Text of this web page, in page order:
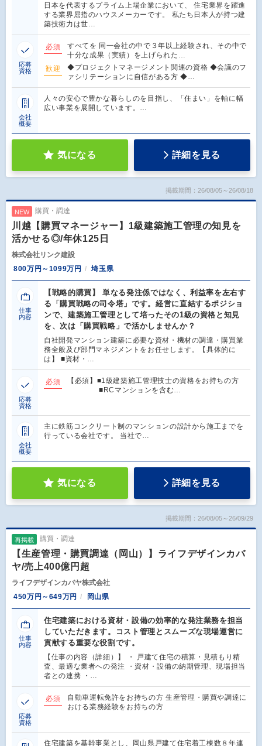
日本を代表するプライム上場企業において、 住宅業界を躍進
する業界屈指のハウスメーカーです。 私たち日本人が持つ建
築技術力は世…
応募
資格
必須
すべてを 同一会社の中で３年以上経験され、その中で
十分な成果（実績）を上げられた…
歓迎
◆プロジェクトマネージメント関連の資格 ◆会議のフ
ァシリテーションに自信がある方 ◆…
会社
概要
人々の安心で豊かな暮らしのを目指し、「住まい」を軸に幅
広い事業を展開しています。…
気になる 詳細を見る
掲載期間：26/08/05～26/08/18
NEW 購買・調達
川越【購買マネージャー】1級建築施工管理の知見を
活かせる◎/年休125日
株式会社リンク建設
800万円～1099万円
埼玉県
仕事
内容
【戦略的購買】 単なる発注係ではなく、利益率を左右す
る「購買戦略の司令塔」です。経営に直結するポジショ
ンで、建築施工管理として培ったその1級の資格と知見
を、次は「購買戦略」で活かしませんか？
自社開発マンション建築に必要な資材・機材の調達・購買業
務全般及び部門マネジメントをお任せします。【具体的に
は】 ■資材・…
応募
資格
必須
【必須】■1級建築施工管理技士の資格をお持ちの方
■RCマンションを含む…
会社
概要
主に鉄筋コンクリート制のマンションの設計から施工までを
行っている会社です。 当社で…
気になる 詳細を見る
掲載期間：26/08/05～26/09/29
再掲載 購買・調達
【生産管理・購買調達（岡山）】ライフデザインカバ
ヤ/売上400億円超
ライフデザインカバヤ株式会社
450万円～649万円
岡山県
仕事
内容
住宅建築における資材・設備の効率的な発注業務を担当
していただきます。コスト管理とスムーズな現場運営に
貢献する重要な役割です。
【仕事の内容（詳細）】 ・ 戸建て住宅の積算・見積もり精
査、最適な業者への発注 ・資材・設備の納期管理、現場担当
者との連携 ・…
応募
資格
必須
自動車運転免許をお持ちの方 生産管理・購買や調達に
おける業務経験をお持ちの方
住宅建築を基幹事業とし、岡山県戸建て住宅着工棟数８年連